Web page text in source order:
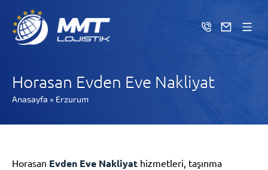
Horasan Evden Eve Nakliyat
Anasayfa » Erzurum
Horasan Evden Eve Nakliyat hizmetleri, taşınma